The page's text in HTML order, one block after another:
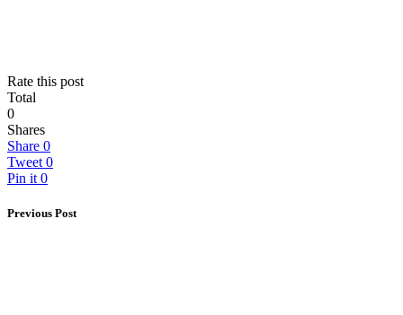
Rate this post
Total
0
Shares
Share 0
Tweet 0
Pin it 0
Previous Post